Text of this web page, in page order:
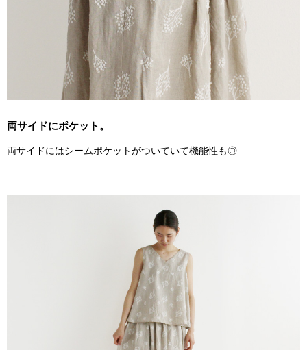
両サイドにポケット。
両サイドにはシームポケットがついていて機能性も◎